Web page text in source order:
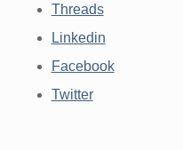
Threads
Linkedin
Facebook
Twitter